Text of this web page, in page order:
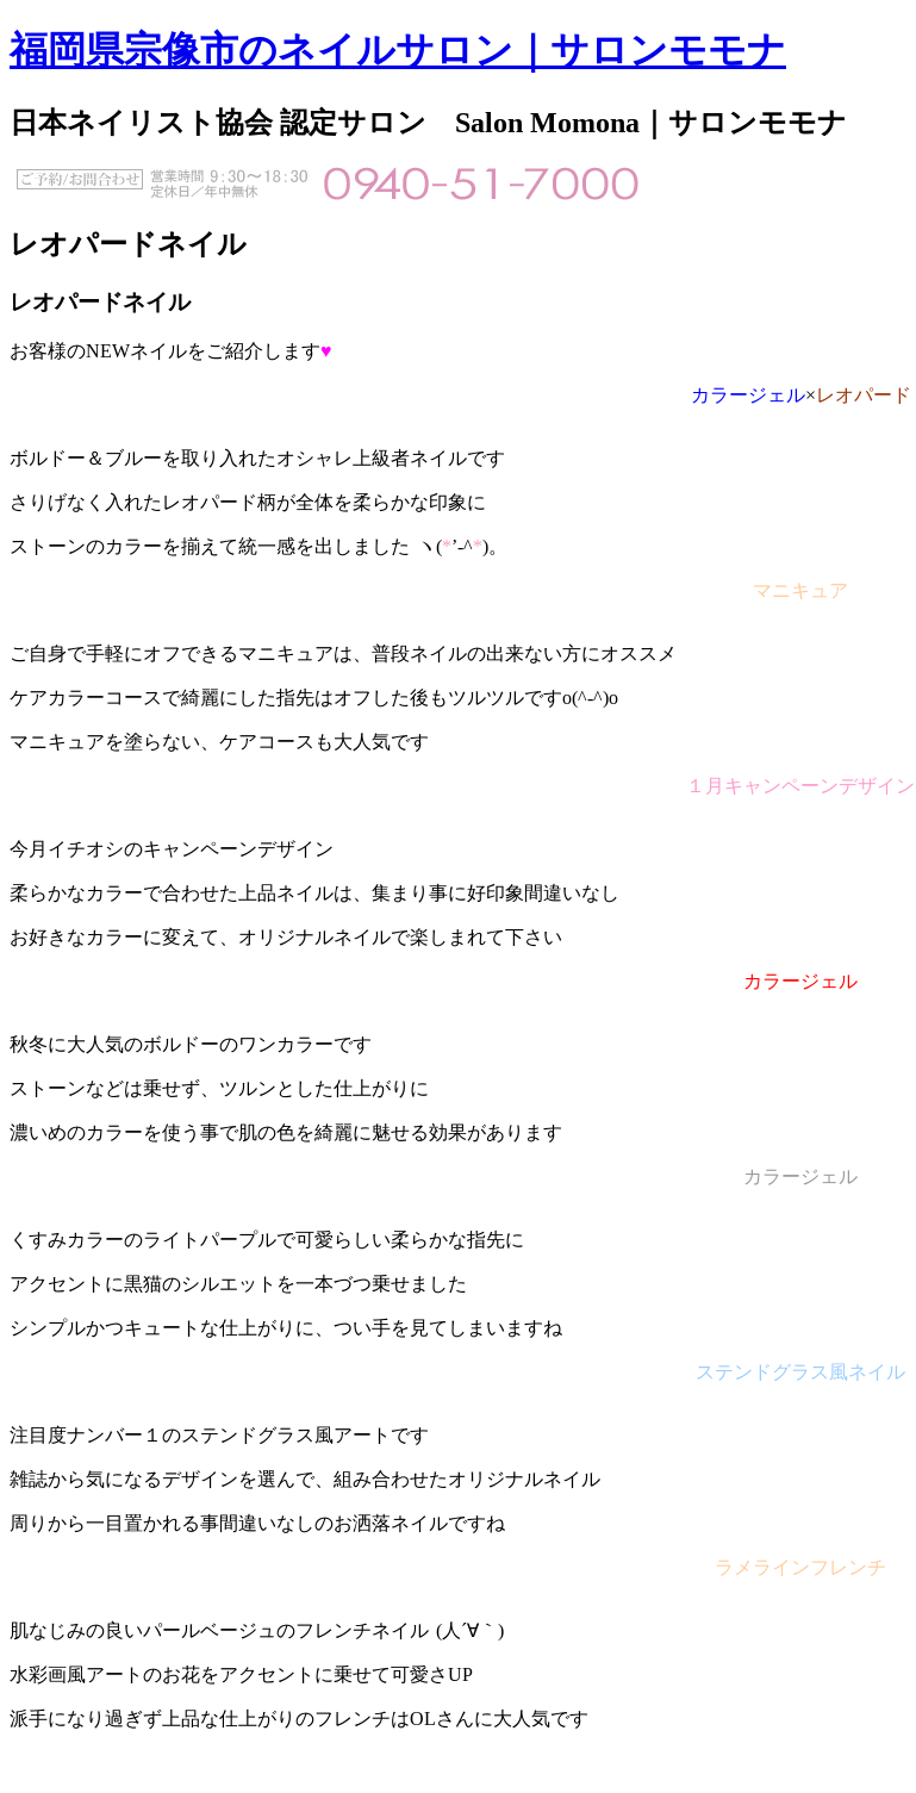
福岡県宗像市のネイルサロン｜サロンモモナ
日本ネイリスト協会 認定サロン Salon Momona｜サロンモモナ
レオパードネイル
レオパードネイル
お客様のNEWネイルをご紹介します♥
カラージェル×レオパード
ボルドー＆ブルーを取り入れたオシャレ上級者ネイルです
さりげなく入れたレオパード柄が全体を柔らかな印象に
ストーンのカラーを揃えて統一感を出しました ヽ(*’-^*)。
マニキュア
ご自身で手軽にオフできるマニキュアは、普段ネイルの出来ない方にオススメ
ケアカラーコースで綺麗にした指先はオフした後もツルツルですo(^-^)o
マニキュアを塗らない、ケアコースも大人気です
１月キャンペーンデザイン
今月イチオシのキャンペーンデザイン
柔らかなカラーで合わせた上品ネイルは、集まり事に好印象間違いなし
お好きなカラーに変えて、オリジナルネイルで楽しまれて下さい
カラージェル
秋冬に大人気のボルドーのワンカラーです
ストーンなどは乗せず、ツルンとした仕上がりに
濃いめのカラーを使う事で肌の色を綺麗に魅せる効果があります
カラージェル
くすみカラーのライトパープルで可愛らしい柔らかな指先に
アクセントに黒猫のシルエットを一本づつ乗せました
シンプルかつキュートな仕上がりに、つい手を見てしまいますね
ステンドグラス風ネイル
注目度ナンバー１のステンドグラス風アートです
雑誌から気になるデザインを選んで、組み合わせたオリジナルネイル
周りから一目置かれる事間違いなしのお洒落ネイルですね
ラメラインフレンチ
肌なじみの良いパールベージュのフレンチネイル (人´∀｀)
水彩画風アートのお花をアクセントに乗せて可愛さUP
派手になり過ぎず上品な仕上がりのフレンチはOLさんに大人気です